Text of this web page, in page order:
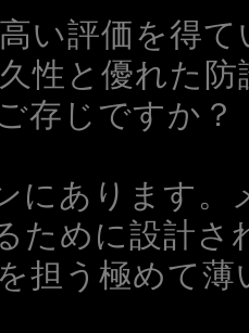
評価を得て
性と優れた防
存じですか？
にあります。
ために設計さ
担う極めて薄